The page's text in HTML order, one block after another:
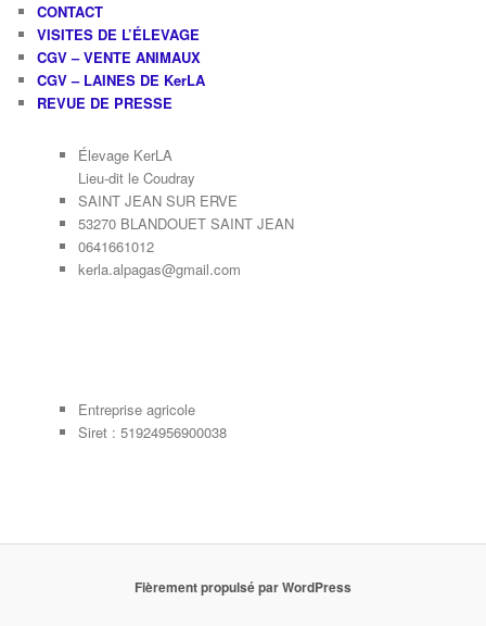
CONTACT
VISITES DE L’ÉLEVAGE
CGV – VENTE ANIMAUX
CGV – LAINES DE KerLA
REVUE DE PRESSE
Élevage KerLA
Lieu-dit le Coudray
SAINT JEAN SUR ERVE
53270 BLANDOUET SAINT JEAN
0641661012
kerla.alpagas@gmail.com
Entreprise agricole
Siret : 51924956900038
Fièrement propulsé par WordPress